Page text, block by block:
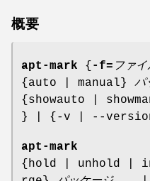
概要
apt-mark { -f= ファ
{auto | manual} パ
{showauto |
} | {-v | --
apt-mark
{hold | unhold |